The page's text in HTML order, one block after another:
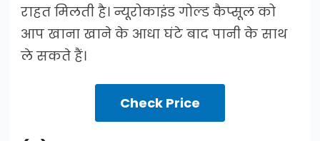
राहत मिलती है। न्यूरोकाइंड गोल्ड कैप्सूल को
आप खाना खाने के आधा घंटे बाद पानी के साथ
ले सकते हैं।
Check Price